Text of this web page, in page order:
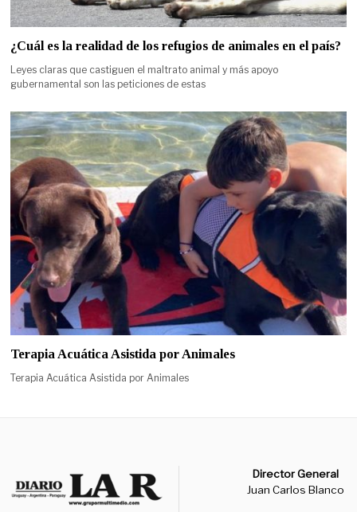
¿Cuál es la realidad de los refugios de animales en el país?
Leyes claras que castiguen el maltrato animal y más apoyo
gubernamental son las peticiones de estas
Terapia Acuática Asistida por Animales
Terapia Acuática Asistida por Animales
Director General
Juan Carlos Blanco